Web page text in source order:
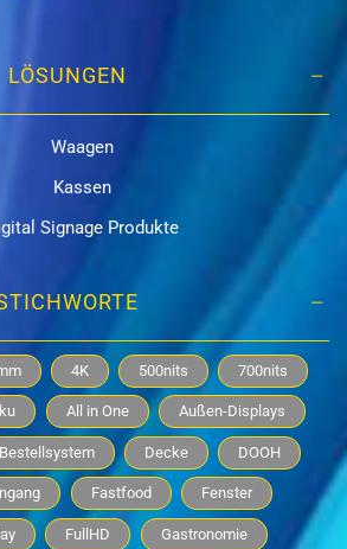
LÖSUNGEN
Waagen
Kassen
Signage Produkte
4K 500nits 700nits
All in One Außen-Displays
Bestellsystem Decke DOOH
Fastfood Fenster
FullHD Gastronomie